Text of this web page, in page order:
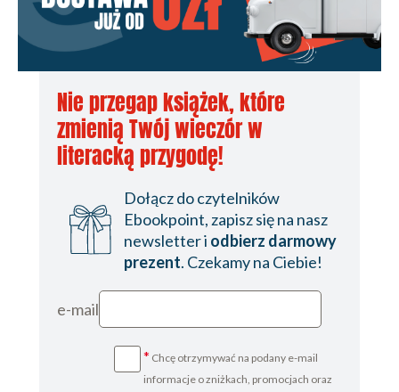
Nie przegap książek, które
zmienią Twój wieczór w
literacką przygodę!
Dołącz do czytelników
Ebookpoint, zapisz się na nasz
newsletter i odbierz darmowy
prezent. Czekamy na Ciebie!
e-mail
* Chcę otrzymywać na podany e-mail
informacje o zniżkach, promocjach oraz